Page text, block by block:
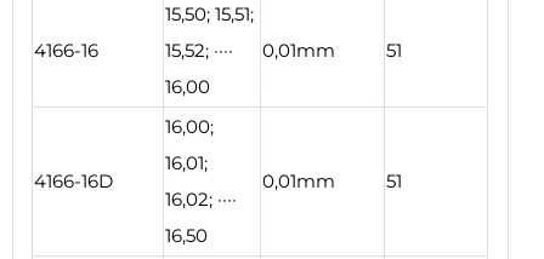
4166-16
15,50; 15,51;
15,52; ····
16,00
0,01mm 51
4166-16D
16,00;
16,01;
16,02; ····
16,50
0,01mm 51